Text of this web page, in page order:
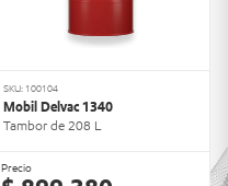
SKU: 100104
Mobil Delvac 1340
Tambor de 208 L
Precio